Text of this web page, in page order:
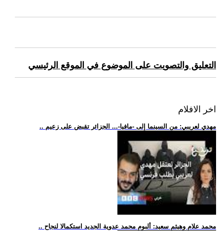
التعليق والتصويت على الموضوع في الموقع الرئيسي
اخر الافلام
.. مهدي لعريبي: من السينما إلى -مافيا-... الجزائر تقبض على زعيم
.. محمد علام وهيثم سعيد: ألبوم محمد عدوية الجديد استكمالا لنجاح